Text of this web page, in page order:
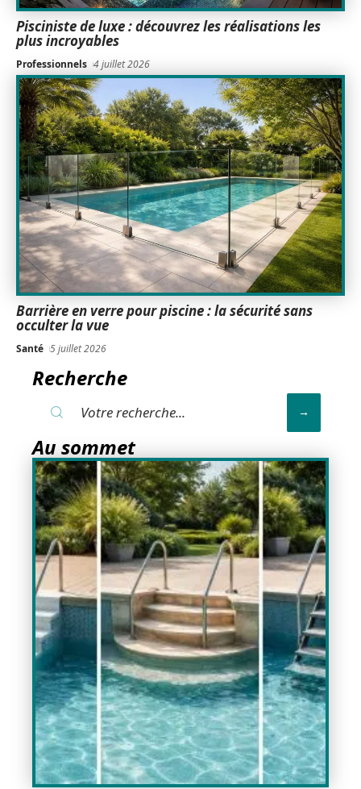
Pisciniste de luxe : découvrez les réalisations les
plus incroyables
Professionnels 4 juillet 2026
Barrière en verre pour piscine : la sécurité sans
occulter la vue
Santé 5 juillet 2026
Recherche
Au sommet